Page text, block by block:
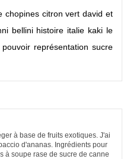
chopines citron vert david et
bellini histoire italie kaki le
pouvoir représentation sucre
à base de fruits exotiques. J'ai
d'ananas. Ingrédients pour
à soupe rase de sucre de canne